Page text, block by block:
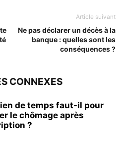
Article suivant
Ne pas déclarer un décès à la
banque : quelles sont les
conséquences ?
CONNEXES
de temps faut-il pour
le chômage après
?